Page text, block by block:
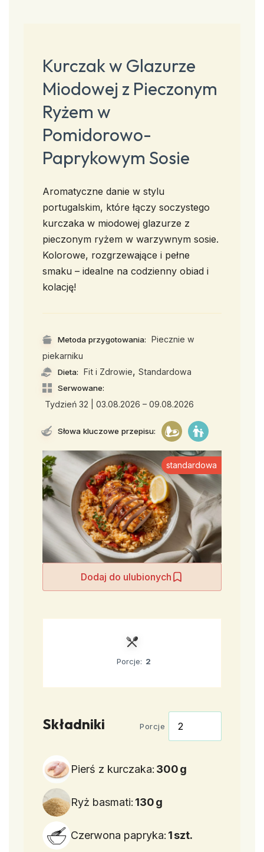
Kurczak w Glazurze
Miodowej z Pieczonym
Ryżem w
Pomidorowo-
Paprykowym Sosie
Aromatyczne danie w stylu
portugalskim, które łączy soczystego
kurczaka w miodowej glazurze z
pieczonym ryżem w warzywnym sosie.
Kolorowe, rozgrzewające i pełne
smaku – idealne na codzienny obiad i
kolację!
Metoda przygotowania:
Piecznie w
piekarniku
Dieta: Fit i Zdrowie, Standardowa
Serwowane:
Tydzień 32 | 03.08.2026 – 09.08.2026
Słowa kluczowe przepisu:
Dodaj do ulubionych
standardowa
Porcje: 2
Składniki Porcje
Pierś z kurczaka: 300g
Ryż basmati: 130g
Czerwona papryka: 1szt.